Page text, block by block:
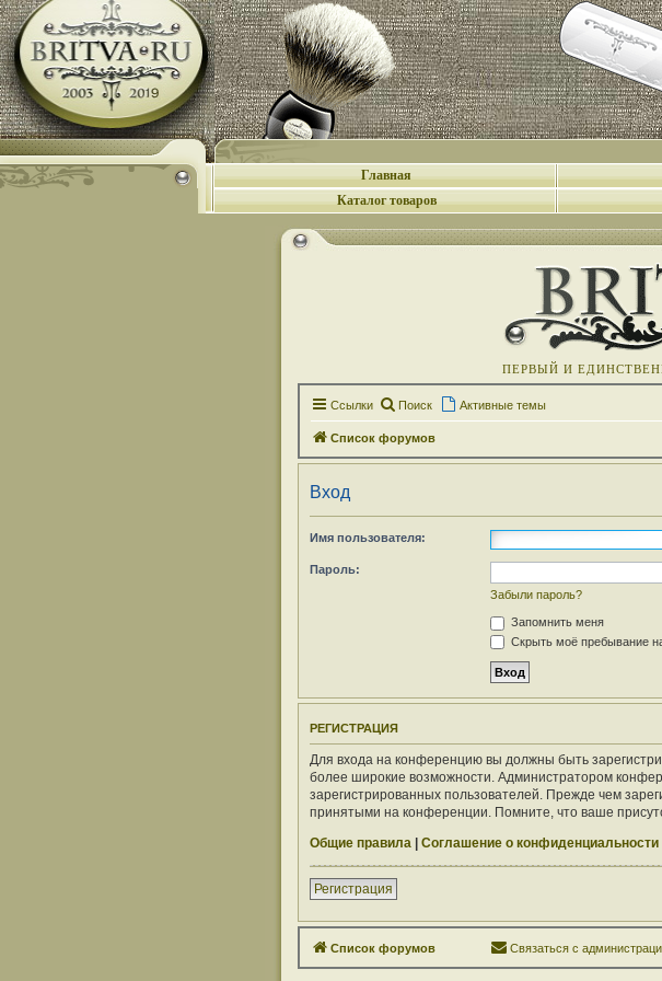
Главная
Каталог товаров
ПЕРВЫЙ И
Ссылки Поиск Активные темы
Список форумов
Вход
Имя пользователя:
Пароль:
Забыли пароль?
Запомнить меня
Скрыть моё пребывание
РЕГИСТРАЦИЯ
Для входа на конференцию вы должны быть
более широкие возможности. Администратором
зарегистрированных пользователей. Прежде чем
принятыми на конференции. Помните, что ваше
Общие правила | Соглашение о конфиденциальности
Регистрация
Список форумов Связаться с